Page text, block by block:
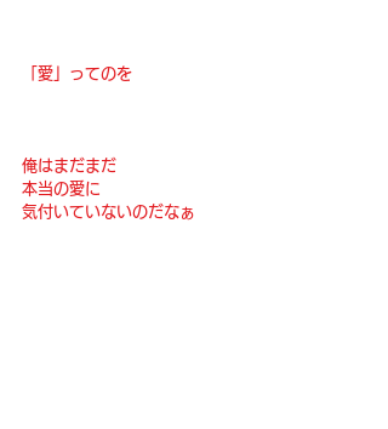
「愛」ってのを
俺はまだまだ
本当の愛に
気付いていないのだなぁ